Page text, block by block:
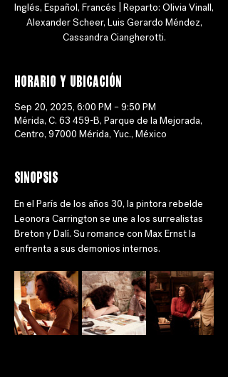
Inglés, Español, Francés | Reparto: Olivia Vinall,
Alexander Scheer, Luis Gerardo Méndez,
Cassandra Ciangherotti.
Horario y ubicación
Sep 20, 2025, 6:00 PM – 9:50 PM
Mérida, C. 63 459-B, Parque de la Mejorada,
Centro, 97000 Mérida, Yuc., México
Sinopsis
En el París de los años 30, la pintora rebelde
Leonora Carrington se une a los surrealistas
Breton y Dalí. Su romance con Max Ernst la
enfrenta a sus demonios internos.